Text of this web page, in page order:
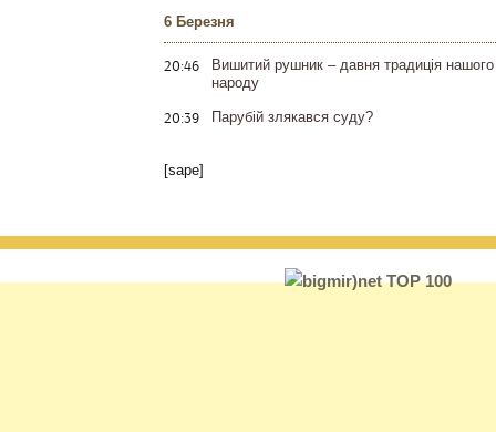
6 Березня
20:46
Вишитий рушник – давня традиція нашого
народу
20:39 Парубій злякався суду?
[sape]